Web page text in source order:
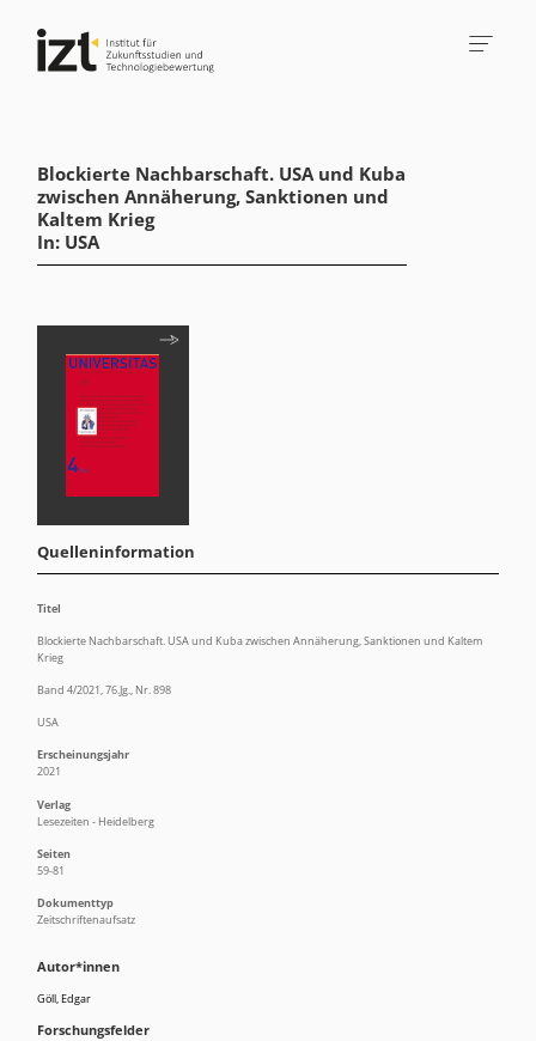
Blockierte Nachbarschaft. USA und Kuba
zwischen Annäherung, Sanktionen und
Kaltem Krieg
In: USA
Autor*innen
Göll, Edgar
Forschungsfelder
Quelleninformation
Titel
Blockierte Nachbarschaft. USA und Kuba zwischen Annäherung, Sanktionen und Kaltem
Krieg
Band 4/2021, 76.Jg., Nr. 898
USA
Erscheinungsjahr
2021
Verlag
Lesezeiten - Heidelberg
Seiten
59-81
Dokumenttyp
Zeitschriftenaufsatz